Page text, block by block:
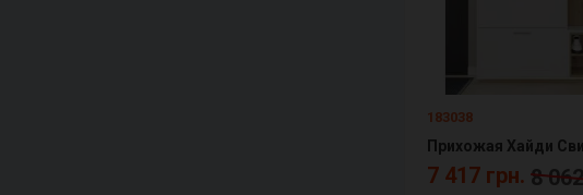
183038
Прихожая Хайди
7 417 грн. 8